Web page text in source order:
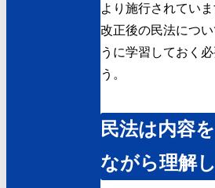
より施行されていま
改正後の民法につ
うに学習しておく
う。
民法は内容
ながら理解